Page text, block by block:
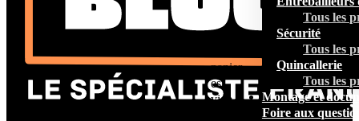
Tous les
Sécurité
Tous les
Quincallerie
Tous les
Montage et
Foire aux
panier
est
vide.